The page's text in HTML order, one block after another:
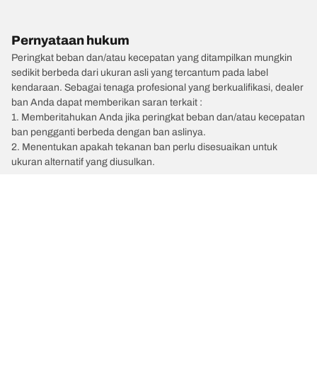
Pernyataan hukum
Peringkat beban dan/atau kecepatan yang ditampilkan mungkin
sedikit berbeda dari ukuran asli yang tercantum pada label
kendaraan. Sebagai tenaga profesional yang berkualifikasi, dealer
ban Anda dapat memberikan saran terkait :
1. Memberitahukan Anda jika peringkat beban dan/atau kecepatan
ban pengganti berbeda dengan ban aslinya.
2. Menentukan apakah tekanan ban perlu disesuaikan untuk
ukuran alternatif yang diusulkan.